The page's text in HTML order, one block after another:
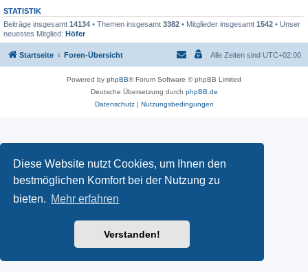
Diese Website nutzt Cookies, um Ihnen den
bestmöglichen Komfort bei der Nutzung zu
bieten. Mehr erfahren
Verstanden!
STATISTIK
Beiträge insgesamt 14134 • Themen insgesamt 3382 • Mitglieder insgesamt 1542 • Unser
neuestes Mitglied: Höfer
Startseite Foren-Übersicht Alle Zeiten sind UTC+02:00
Powered by phpBB® Forum Software © phpBB Limited
Deutsche Übersetzung durch phpBB.de
Datenschutz| Nutzungsbedingungen